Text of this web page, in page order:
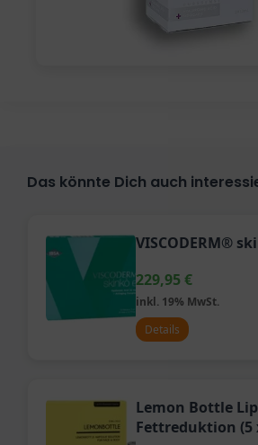
Das könnte Dich auch
VISCODERM®
229,95 €
inkl. 19% MwSt.
Details
Lemon Bottle
Fettreduktion (5